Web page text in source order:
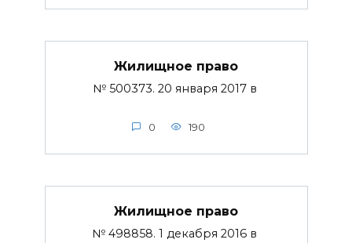
Жилищное право
№ 500373. 20 января 2017 в
0 190
Жилищное право
№ 498858. 1 декабря 2016 в